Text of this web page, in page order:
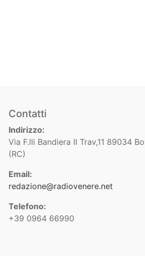
Contatti
Indirizzo:
Via F.lli Bandiera II Trav,11 89034
(RC)
Email:
redazione@radiovenere.net
Telefono:
+39 0964 66990